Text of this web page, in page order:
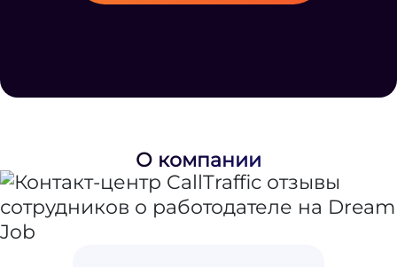
О компании